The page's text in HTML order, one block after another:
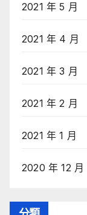
2021 年 5 月
2021 年 4 月
2021 年 3 月
2021 年 2 月
2021 年 1 月
2020 年 12 月